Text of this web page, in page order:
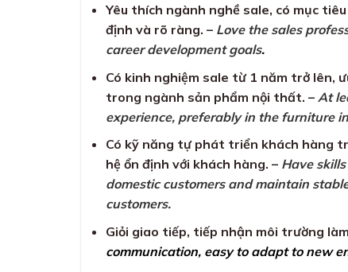
Yêu thích ngành nghề sale, có mục
định và rõ ràng. – Love the sales
career development goals.
Có kinh nghiệm sale từ 1 năm trở lên,
trong ngành sản phẩm nội thất. – At
experience, preferably in the furniture
Có kỹ năng tự phát triển khách hàng
hệ ổn định với khách hàng. –Have
domestic customers and maintain
customers.
Giỏi giao tiếp, tiếp nhận môi trường
communication, easy to adapt to new